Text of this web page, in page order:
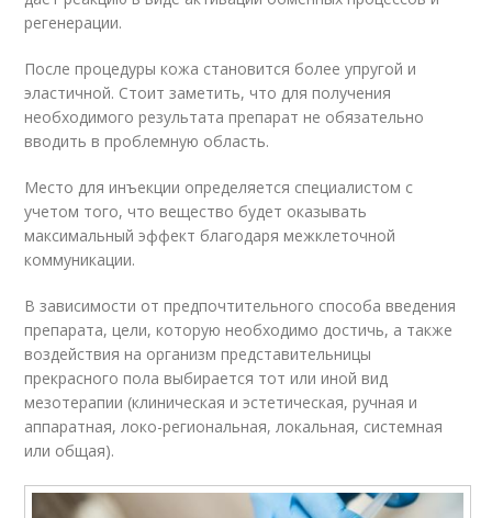
регенерации.
После процедуры кожа становится более упругой и
эластичной. Стоит заметить, что для получения
необходимого результата препарат не обязательно
вводить в проблемную область.
Место для инъекции определяется специалистом с
учетом того, что вещество будет оказывать
максимальный эффект благодаря межклеточной
коммуникации.
В зависимости от предпочтительного способа введения
препарата, цели, которую необходимо достичь, а также
воздействия на организм представительницы
прекрасного пола выбирается тот или иной вид
мезотерапии (клиническая и эстетическая, ручная и
аппаратная, локо-региональная, локальная, системная
или общая).